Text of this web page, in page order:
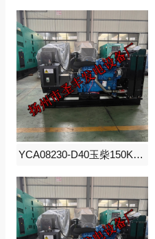
YCA08230-D40玉柴150KW柴油发电机组